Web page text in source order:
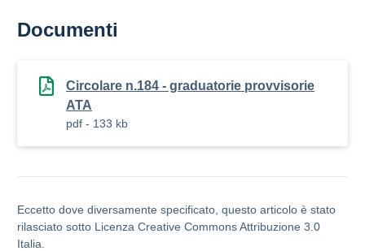
Documenti
Circolare n.184 - graduatorie provvisorie
ATA
pdf - 133 kb
Eccetto dove diversamente specificato, questo articolo è stato
rilasciato sotto Licenza Creative Commons Attribuzione 3.0
Italia.